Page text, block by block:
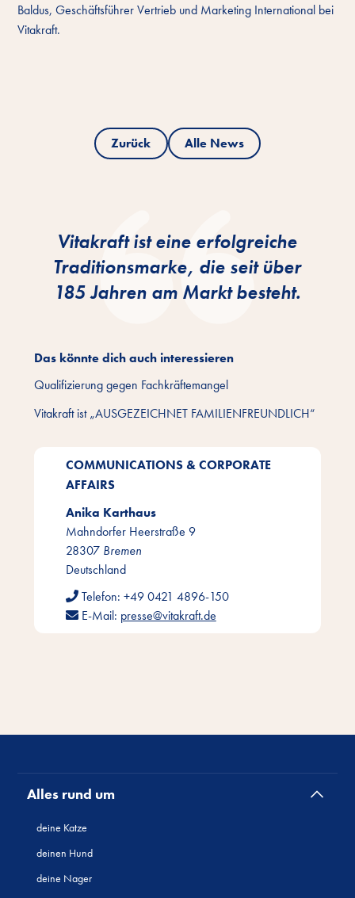
Baldus, Geschäftsführer Vertrieb und Marketing International bei
Vitakraft.
Zurück Alle News
Vitakraft ist eine erfolgreiche
Traditionsmarke, die seit über
185 Jahren am Markt besteht.
Das könnte dich auch interessieren
Qualifizierung gegen Fachkräftemangel
Vitakraft ist „AUSGEZEICHNET FAMILIENFREUNDLICH“
COMMUNICATIONS & CORPORATE
AFFAIRS
Anika Karthaus
Mahndorfer Heerstraße 9
28307 Bremen
Deutschland
Telefon: +49 0421 4896-150
E-Mail: presse@vitakraft.de
Alles rund um
deine Katze
deinen Hund
deine Nager